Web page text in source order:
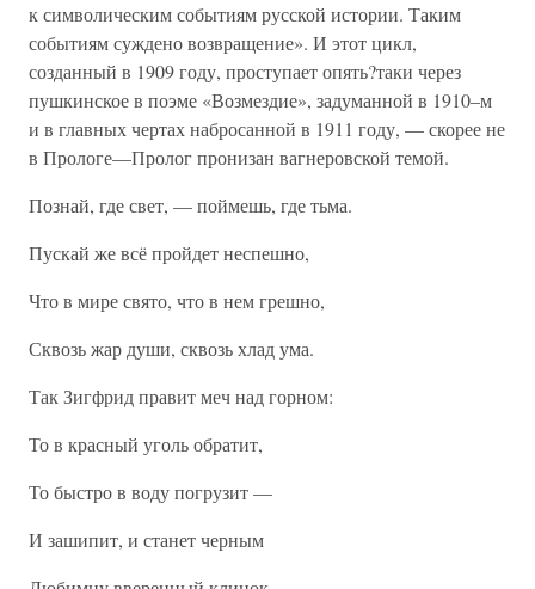
к символическим событиям русской истории. Таким
событиям суждено возвращение». И этот цикл,
созданный в 1909 году, проступает опять?таки через
пушкинское в поэме «Возмездие», задуманной в 1910–м
и в главных чертах набросанной в 1911 году, — скорее не
в Прологе—Пролог пронизан вагнеровской темой.
Познай, где свет, — поймешь, где тьма.
Пускай же всё пройдет неспешно,
Что в мире свято, что в нем грешно,
Сквозь жар души, сквозь хлад ума.
Так Зигфрид правит меч над горном:
То в красный уголь обратит,
То быстро в воду погрузит —
И зашипит, и станет черным